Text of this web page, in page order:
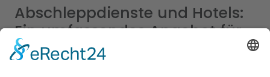
Abschleppdienste und Hotels:
Ein umfassendes Angebot für
Ihre Mobilität und Unterkunft